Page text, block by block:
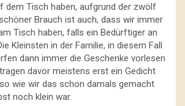
dem Tisch haben, aufgrund der zwölf
Brauch ist auch, dass wir immer
Tisch haben, falls ein Bedürftiger an
Kleinsten in der Familie, in diesem Fall
dann immer die Geschenke vorlesen
davor meistens erst ein Gedicht
wie wir das schon damals gemacht
noch klein war.